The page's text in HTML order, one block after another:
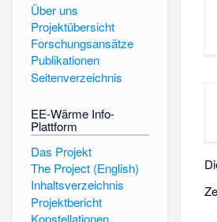
Über uns
Projektübersicht
Forschungsansätze
Publikationen
Seitenverzeichnis
EE-Wärme Info-
Plattform
Das Projekt
The Project (English)
Inhaltsverzeichnis
Projektbericht
Konstellationen